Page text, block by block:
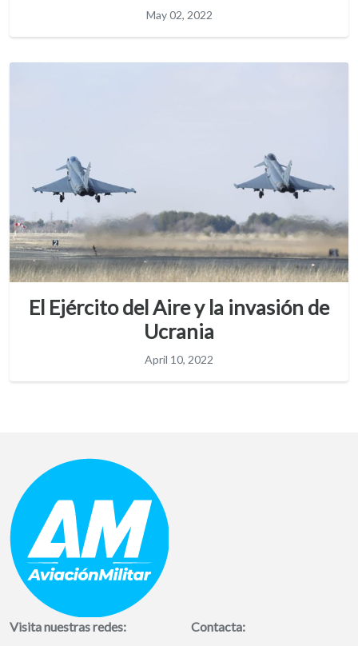
May 02, 2022
El Ejército del Aire y la invasión de
Ucrania
April 10, 2022
Visita nuestras redes: Contacta: